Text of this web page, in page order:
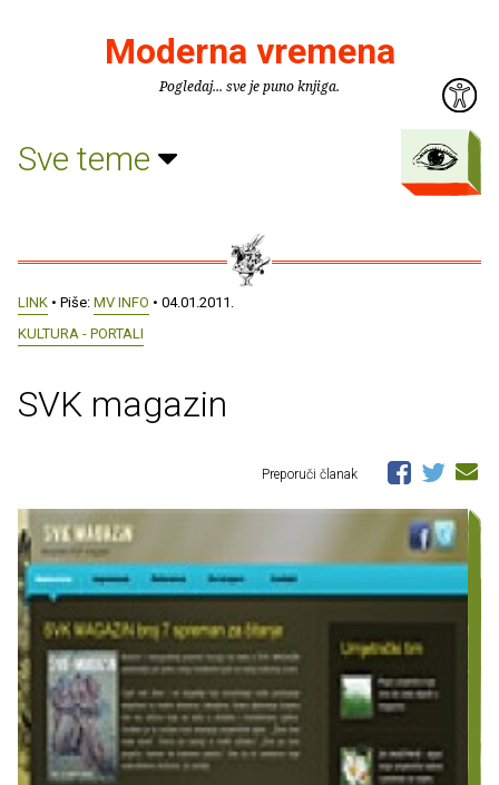
Moderna vremena
Pogledaj... sve je puno knjiga.
Sve teme
LINK • Piše: MV INFO • 04.01.2011.
KULTURA - PORTALI
SVK magazin
Preporuči članak